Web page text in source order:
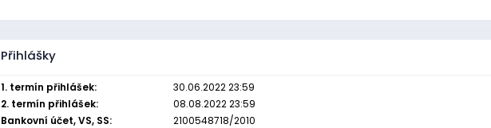
Přihlášky
1. termín přihlášek:
30.06.2022 23:59
2. termín přihlášek:
08.08.2022 23:59
Bankovní účet, VS, SS:
2100548718/2010